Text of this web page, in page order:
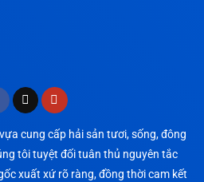
cung cấp hải sản tươi, sống, đông
tôi tuyệt đối tuân thủ nguyên tắc
xuất xứ rõ ràng, đồng thời cam kết